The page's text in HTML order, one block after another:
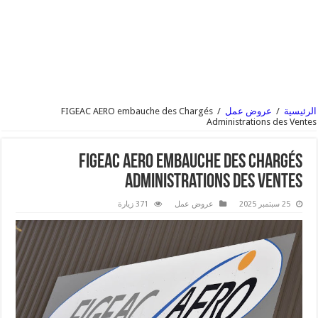
الرئيسية / عروض عمل /
FIGEAC AERO embauche des Chargés
Administrations des Ventes
FIGEAC AERO embauche des Chargés
Administrations des Ventes
25 سبتمبر 2025 عروض عمل 371 زيارة